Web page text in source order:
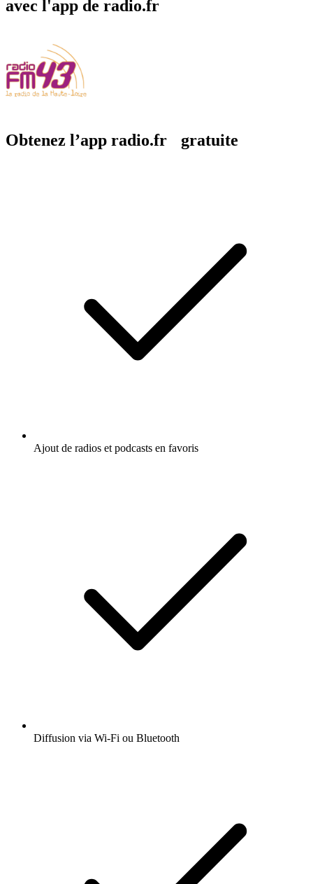
avec l'app de radio.fr
Obtenez l’app radio.fr gratuite
Ajout de radios et podcasts en favoris
Diffusion via Wi-Fi ou Bluetooth